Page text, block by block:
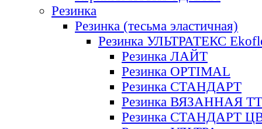
Резинка
Резинка (тесьма эластичная)
Резинка УЛЬТРАТЕКС
Резинка ЛАЙТ
Резинка OPTIMAL
Резинка СТАНДАРТ
Резинка ВЯЗАННАЯ ТТ
Резинка СТАНДАРТ